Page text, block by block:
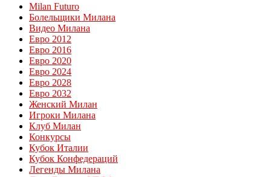
Milan Futuro
Болельщики Милана
Видео Милана
Евро 2012
Евро 2016
Евро 2020
Евро 2024
Евро 2028
Евро 2032
Женский Милан
Игроки Милана
Клуб Милан
Конкурсы
Кубок Италии
Кубок Конфедераций
Легенды Милана